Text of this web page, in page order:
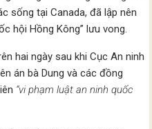
sống tại Canada, đã lập nên
hội Hồng Kông” lưu vong.
hai ngày sau khi Cục An ninh
án bà Dung và các đồng
“vi phạm luật an ninh quốc